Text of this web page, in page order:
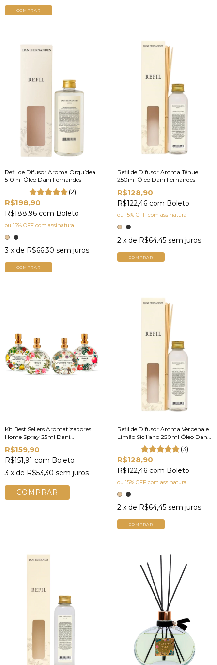
COMPRAR
Refil de Difusor Aroma Orquídea
510ml Óleo Dani Fernandes
(2)
R$198,90
R$188,96 com Boleto
ou 15% OFF com assinatura
3 x de R$66,30 sem juros
COMPRAR
Refil de Difusor Aroma Tênue
250ml Óleo Dani Fernandes
R$128,90
R$122,46 com Boleto
ou 15% OFF com assinatura
2 x de R$64,45 sem juros
COMPRAR
Kit Best Sellers Aromatizadores
Home Spray 25ml Dani
Fernandes
R$159,90
R$151,91 com Boleto
3 x de R$53,30 sem juros
Refil de Difusor Aroma Verbena e
Limão Siciliano 250ml Óleo Dani
Fernandes
(3)
R$128,90
R$122,46 com Boleto
ou 15% OFF com assinatura
2 x de R$64,45 sem juros
COMPRAR